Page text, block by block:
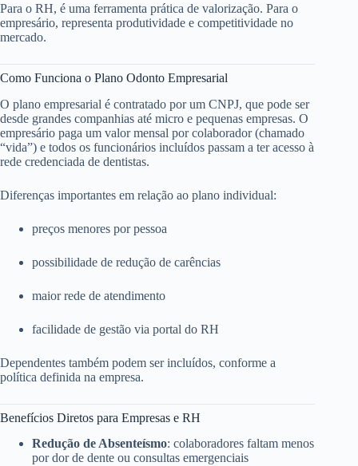
Para o RH, é uma ferramenta prática de valorização. Para o
empresário, representa produtividade e competitividade no
mercado.
Como Funciona o Plano Odonto Empresarial
O plano empresarial é contratado por um CNPJ, que pode ser
desde grandes companhias até micro e pequenas empresas. O
empresário paga um valor mensal por colaborador (chamado
“vida”) e todos os funcionários incluídos passam a ter acesso à
rede credenciada de dentistas.
Diferenças importantes em relação ao plano individual:
preços menores por pessoa
possibilidade de redução de carências
maior rede de atendimento
facilidade de gestão via portal do RH
Dependentes também podem ser incluídos, conforme a
política definida na empresa.
Benefícios Diretos para Empresas e RH
Redução de Absenteísmo: colaboradores faltam menos
por dor de dente ou consultas emergenciais